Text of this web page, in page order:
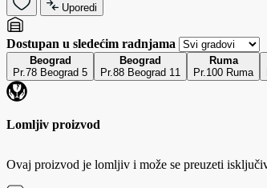
Uporedi
Dostupan u sledećim radnjama
Beograd
Pr.78 Beograd 5
Beograd
Pr.88 Beograd 11
Ruma
Pr.100 Ruma
Lomljiv proizvod
Ovaj proizvod je lomljiv i može se preuzeti